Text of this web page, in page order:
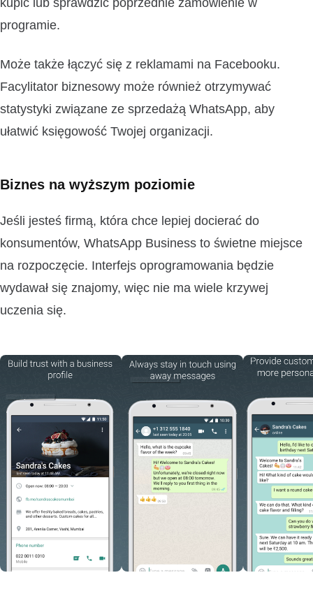
kupić lub sprawdzić poprzednie zamówienie w
programie.
Może także łączyć się z reklamami na Facebooku.
Facylitator biznesowy może również otrzymywać
statystyki związane ze sprzedażą WhatsApp, aby
ułatwić księgowość Twojej organizacji.
Biznes na wyższym poziomie
Jeśli jesteś firmą, która chce lepiej docierać do
konsumentów, WhatsApp Business to świetne miejsce
na rozpoczęcie. Interfejs oprogramowania będzie
wydawał się znajomy, więc nie ma wiele krzywej
uczenia się.